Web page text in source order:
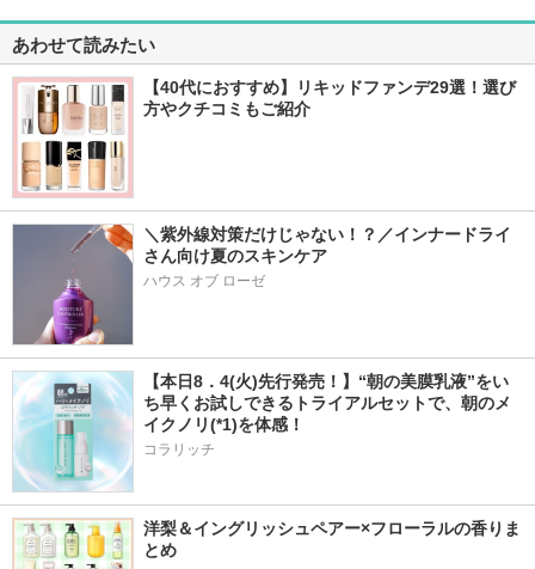
あわせて読みたい
【40代におすすめ】リキッドファンデ29選！選び
方やクチコミもご紹介
＼紫外線対策だけじゃない！？／インナードライ
さん向け夏のスキンケア
ハウス オブ ローゼ
【本日8．4(火)先行発売！】“朝の美膜乳液”をい
ち早くお試しできるトライアルセットで、朝のメ
イクノリ(*1)を体感！
コラリッチ
洋梨＆イングリッシュペアー×フローラルの香りま
とめ